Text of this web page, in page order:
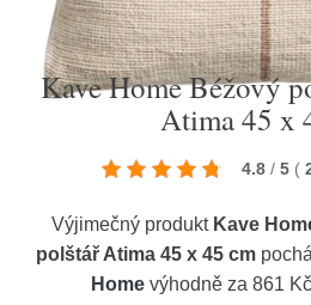
Kave Home Béžový
Atima 45 x
4.8 / 5 (
Výjimečný produkt Kave
polštář Atima 45 x 45 cm
Homevýhodně za 861